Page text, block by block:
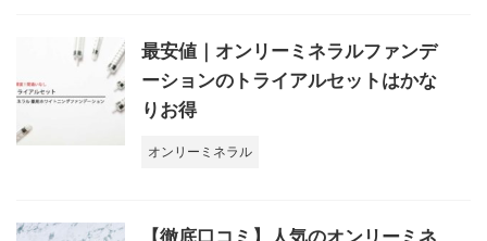
最安値｜オンリーミネラルファンデ
ーションのトライアルセットはかな
りお得
オンリーミネラル
【徹底口コミ】人気のオンリーミネ